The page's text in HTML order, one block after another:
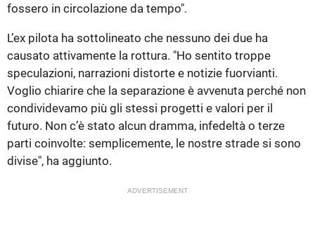
fossero in circolazione da tempo".
L’ex pilota ha sottolineato che nessuno dei due ha
causato attivamente la rottura. "Ho sentito troppe
speculazioni, narrazioni distorte e notizie fuorvianti.
Voglio chiarire che la separazione è avvenuta perché non
condividevamo più gli stessi progetti e valori per il
futuro. Non c’è stato alcun dramma, infedeltà o terze
parti coinvolte: semplicemente, le nostre strade si sono
divise", ha aggiunto.
ADVERTISEMENT